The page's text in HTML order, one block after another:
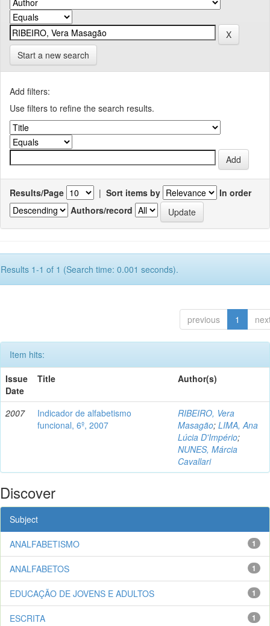
Start a new search
Add filters:
Use filters to refine the search results.
Results/Page | Sort items by
In order
Authors/record
Results 1-1 of 1 (Search time: 0.001 seconds).
previous 1
Item hits:
Issue
Date
Title Author(s)
2007
Indicador de alfabetismo
funcional, 6º, 2007
RIBEIRO, Vera
Masagão; LIMA, Ana
Lúcia D'Império;
NUNES, Márcia
Cavallari
Discover
Subject
1
ANALFABETISMO
1
ANALFABETOS
1
EDUCAÇÃO DE JOVENS E ADULTOS
1
ESCRITA